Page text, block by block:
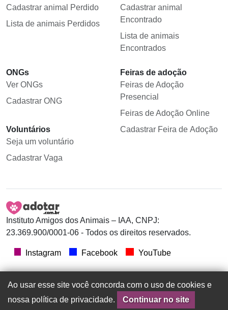
Cadastrar animal Perdido
Lista de animais Perdidos
Cadastrar animal
Encontrado
Lista de animais
Encontrados
ONGs
Ver ONGs
Cadastrar ONG
Voluntários
Seja um voluntário
Cadastrar Vaga
Feiras de adoção
Feiras de Adoção
Presencial
Feiras de Adoção Online
Cadastrar Feira de Adoção
Instituto Amigos dos Animais – IAA, CNPJ:
23.369.900/0001-06 - Todos os direitos reservados.
Instagram Facebook YouTube
Ao usar esse site você concorda com o uso de cookies e
nossa política de privacidade.
Continuar no site